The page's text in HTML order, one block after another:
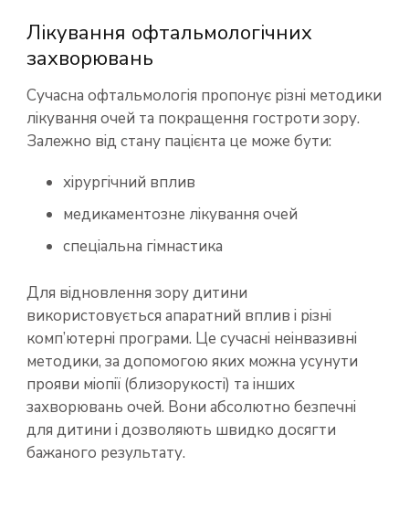
Лікування офтальмологічних
захворювань
Сучасна офтальмологія пропонує різні методики
лікування очей та покращення гостроти зору.
Залежно від стану пацієнта це може бути:
хірургічний вплив
медикаментозне лікування очей
спеціальна гімнастика
Для відновлення зору дитини
використовується апаратний вплив і різні
комп’ютерні програми. Це сучасні неінвазивні
методики, за допомогою яких можна усунути
прояви міопії (близорукості) та інших
захворювань очей. Вони абсолютно безпечні
для дитини і дозволяють швидко досягти
бажаного результату.